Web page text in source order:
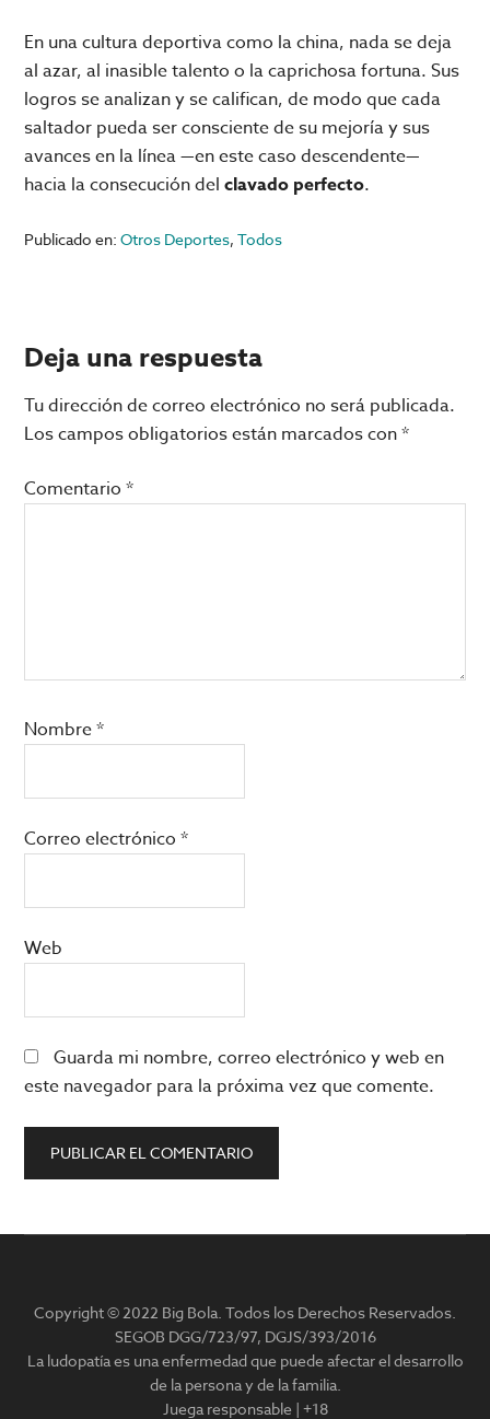
En una cultura deportiva como la china, nada se deja
al azar, al inasible talento o la caprichosa fortuna. Sus
logros se analizan y se califican, de modo que cada
saltador pueda ser consciente de su mejoría y sus
avances en la línea —en este caso descendente—
hacia la consecución delclavado perfecto.
Publicado en:Otros Deportes,Todos
Interacciones
con
los
lectores
Deja una respuesta
Tu dirección de correo electrónico no será publicada.
Los campos obligatorios están marcados con*
Comentario*
Nombre*
Correo electrónico*
Web
Guarda mi nombre, correo electrónico y web en
este navegador para la próxima vez que comente.
principal
Copyright © 2022 Big Bola. Todos los Derechos Reservados.
SEGOB DGG/723/97, DGJS/393/2016
La ludopatía es una enfermedad que puede afectar el desarrollo
de la persona y de la familia.
Juega responsable | +18